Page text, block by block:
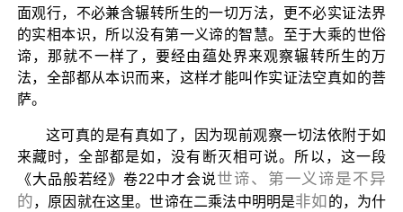
面观行，不必兼含辗转所生的一切万法，更不必实证法界
的实相本识，所以没有第一义谛的智慧。至于大乘的世俗
谛，那就不一样了，要经由蕴处界来观察辗转所生的万
法，全部都从本识而来，这样才能叫作实证法空真如的菩
萨。
这可真的是有真如了，因为现前观察一切法依附于如
来藏时，全部都是如，没有断灭相可说。所以，这一段
《大品般若经》卷22中才会说世谛、第一义谛是不异
的，原因就在这里。世谛在二乘法中明明是非如的，为什